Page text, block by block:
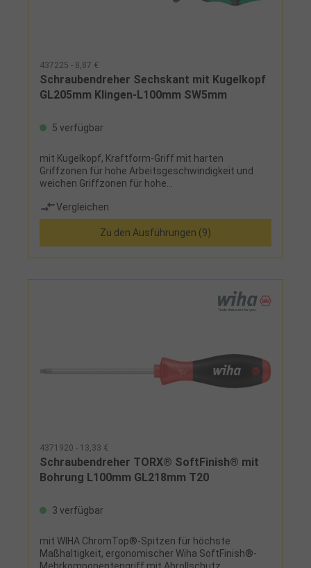
437225 - 8,87 €
Schraubendreher Sechskant mit Kugelkopf
GL205mm Klingen-L100mm SW5mm
5 verfügbar
mit Kugelkopf, Kraftform-Griff mit harten
Griffzonen für hohe Arbeitsgeschwindigkeit und
weichen Griffzonen für hohe
Black Point-Spitze bietet Passgenauigkeit,
optimierten Korrosionsschutz und lange
Vergleichen
Zu den Ausführungen (9)
4371920 - 13,33 €
Schraubendreher TORX® SoftFinish® mit
Bohrung L100mm GL218mm T20
3 verfügbar
mit WIHA ChromTop®-Spitzen für höchste
Maßhaltigkeit, ergonomischer Wiha SoftFinish®-